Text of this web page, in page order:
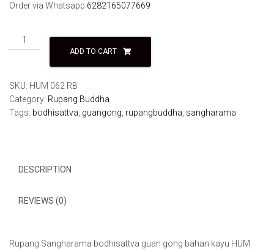
Order via Whatsapp 6282165077669
Rupang
Sangharama
bodhisattva
gong
bahan
kayu
quantity
ADD TO CART
SKU: HUM 062 RB
Category: Rupang Buddha
Tags: bodhisattva guangong rupangbuddha sangharama
DESCRIPTION
REVIEWS (0)
Rupang Sangharama bodhisattva guan gong bahan kayu HUM